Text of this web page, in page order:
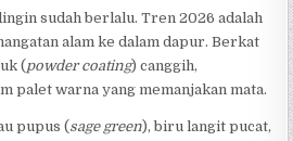
sudah berlalu. Tren 2026 adalah
alam ke dalam dapur. Berkat
(powder coating) canggih,
palet warna yang memanjakan mata.
pupus (sage green), biru langit pucat,